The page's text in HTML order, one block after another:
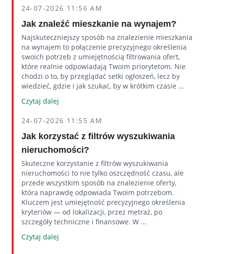
24-07-2026 11:56 AM
Jak znaleźć mieszkanie na wynajem?
Najskuteczniejszy sposób na znalezienie mieszkania
na wynajem to połączenie precyzyjnego określenia
swoich potrzeb z umiejętnością filtrowania ofert,
które realnie odpowiadają Twoim priorytetom. Nie
chodzi o to, by przeglądać setki ogłoszeń, lecz by
wiedzieć, gdzie i jak szukać, by w krótkim czasie ...
Czytaj dalej
24-07-2026 11:55 AM
Jak korzystać z filtrów wyszukiwania
nieruchomości?
Skuteczne korzystanie z filtrów wyszukiwania
nieruchomości to nie tylko oszczędność czasu, ale
przede wszystkim sposób na znalezienie oferty,
która naprawdę odpowiada Twoim potrzebom.
Kluczem jest umiejętność precyzyjnego określenia
kryteriów — od lokalizacji, przez metraż, po
szczegóły techniczne i finansowe. W ...
Czytaj dalej